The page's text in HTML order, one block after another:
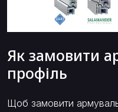
Як замовити
профіль
Щоб замовити